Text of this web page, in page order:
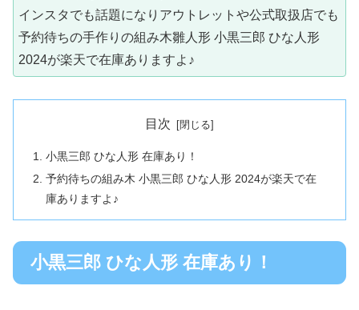
インスタでも話題になりアウトレットや公式取扱店でも
予約待ちの手作りの組み木雛人形 小黒三郎 ひな人形
2024が楽天で在庫ありますよ♪
目次
小黒三郎 ひな人形 在庫あり！
予約待ちの組み木 小黒三郎 ひな人形 2024が楽天で在
庫ありますよ♪
小黒三郎 ひな人形 在庫あり！